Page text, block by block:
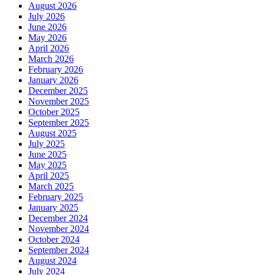
August 2026
July 2026
June 2026
May 2026
April 2026
March 2026
February 2026
January 2026
December 2025
November 2025
October 2025
September 2025
August 2025
July 2025
June 2025
May 2025
April 2025
March 2025
February 2025
January 2025
December 2024
November 2024
October 2024
September 2024
August 2024
July 2024